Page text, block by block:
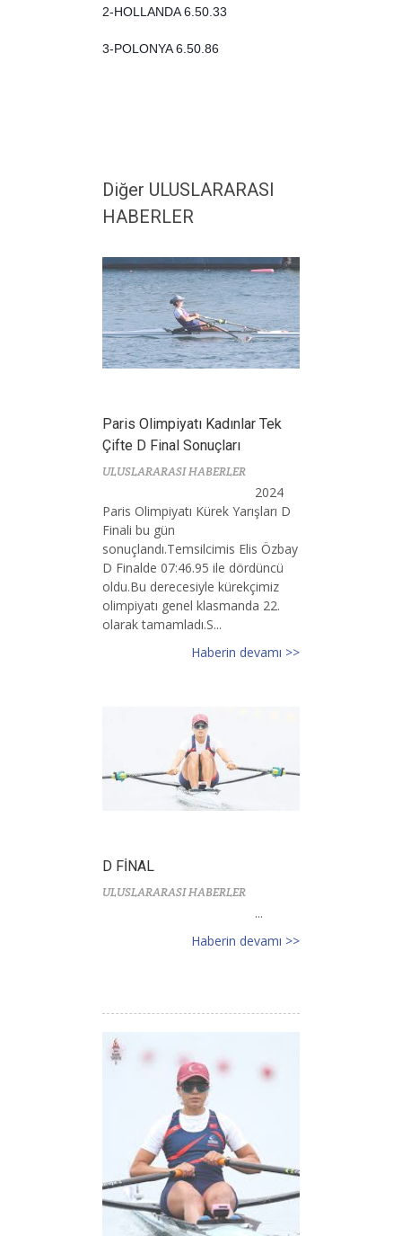
2-HOLLANDA 6.50.33
3-POLONYA 6.50.86
Diğer ULUSLARARASI
HABERLER
Paris Olimpiyatı Kadınlar Tek
Çifte D Final Sonuçları
ULUSLARARASI HABERLER
2024
Paris Olimpiyatı Kürek Yarışları D
Finali bu gün
sonuçlandı.Temsilcimis Elis Özbay
D Finalde 07:46.95 ile dördüncü
oldu.Bu derecesiyle kürekçimiz
olimpiyatı genel klasmanda 22.
olarak tamamladı.S...
Haberin devamı >>
D FİNAL
ULUSLARARASI HABERLER
...
Haberin devamı >>